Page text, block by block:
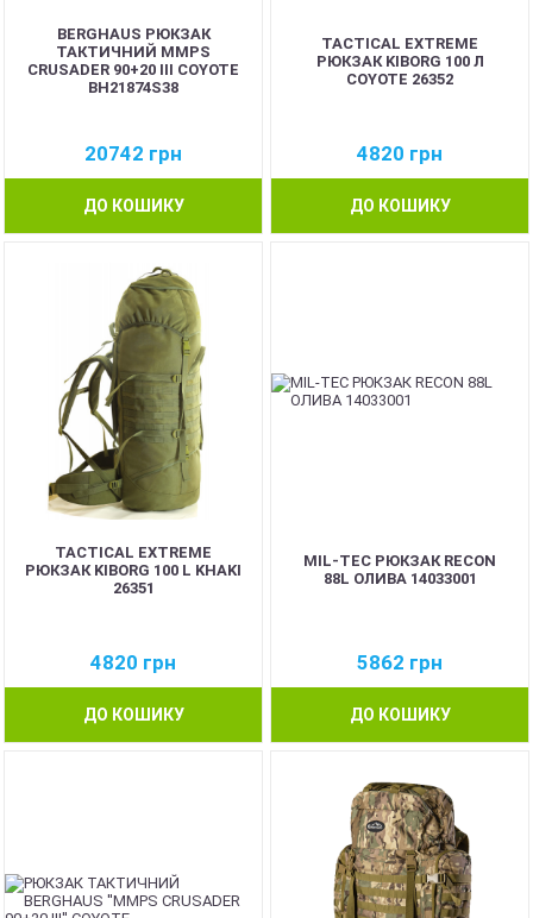
BERGHAUS РЮКЗАК
ТАКТИЧНИЙ MMPS
CRUSADER 90+20 III COYOTE
BH21874S38
20742 грн
ДО КОШИКУ
TACTICAL EXTREME
РЮКЗАК KIBORG 100 Л
COYOTE 26352
4820 грн
ДО КОШИКУ
TACTICAL EXTREME
РЮКЗАК KIBORG 100 L KHAKI
26351
4820 грн
ДО КОШИКУ
MIL-TEC РЮКЗАК RECON
88L ОЛИВА 14033001
5862 грн
ДО КОШИКУ